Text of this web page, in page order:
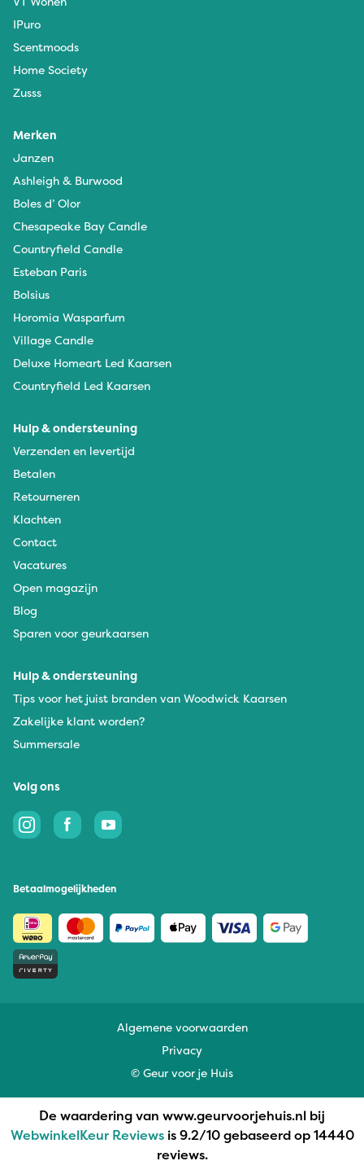
IPuro
Scentmoods
Home Society
Zusss
Merken
Janzen
Ashleigh & Burwood
Boles d’ Olor
Chesapeake Bay Candle
Countryfield Candle
Esteban Paris
Bolsius
Horomia Wasparfum
Village Candle
Deluxe Homeart Led Kaarsen
Countryfield Led Kaarsen
Hulp & ondersteuning
Verzenden en levertijd
Betalen
Retourneren
Klachten
Contact
Vacatures
Open magazijn
Blog
Sparen voor geurkaarsen
Hulp & ondersteuning
Tips voor het juist branden van Woodwick Kaarsen
Zakelijke klant worden?
Summersale
Volg ons
Betaalmogelijkheden
Algemene voorwaarden
Privacy
© Geur voor je Huis
De waardering van www.geurvoorjehuis.nl bij
WebwinkelKeur Reviewsis 9.2/10 gebaseerd op 14440
reviews.